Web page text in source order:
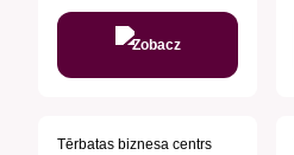
Zobacz
Tērbatas biznesa centrs